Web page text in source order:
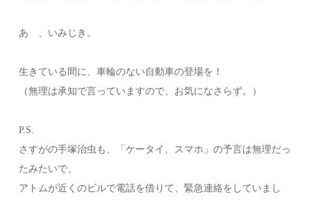
あゝ、いみじき。
生きている間に、車輪のない自動車の登場を！
（無理は承知で言っていますので、お気になさらず。）
P.S.
さすがの手塚治虫も、「ケータイ、スマホ」の予言は無理だっ
たみたいで、
アトムが近くのビルで電話を借りて、緊急連絡をしていまし